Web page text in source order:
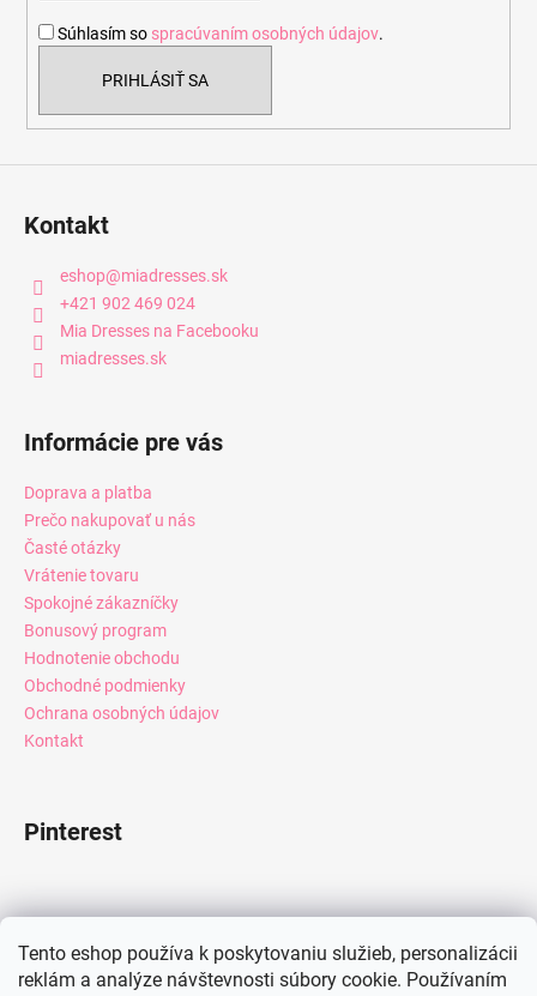
Tento eshop používa k poskytovaniu služieb, personalizácii
reklám a analýze návštevnosti súbory cookie. Používaním
Súhlasím so spracúvaním osobných údajov.
PRIHLÁSIŤ SA
Kontakt
eshop@miadresses.sk
+421 902 469 024
Mia Dresses na Facebooku
miadresses.sk
Informácie pre vás
Doprava a platba
Prečo nakupovať u nás
Časté otázky
Vrátenie tovaru
Spokojné zákazníčky
Bonusový program
Hodnotenie obchodu
Obchodné podmienky
Ochrana osobných údajov
Kontakt
Pinterest